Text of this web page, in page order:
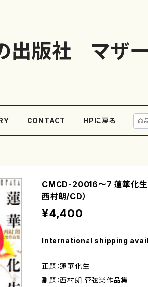
出版社 マザ
CONTACT HPに戻る
CMCD-20016〜7 蓮華化生
西村朗/CD）
¥4,400
International shipping
正題：蓮華化生
副題：西村朗 管弦楽作品集